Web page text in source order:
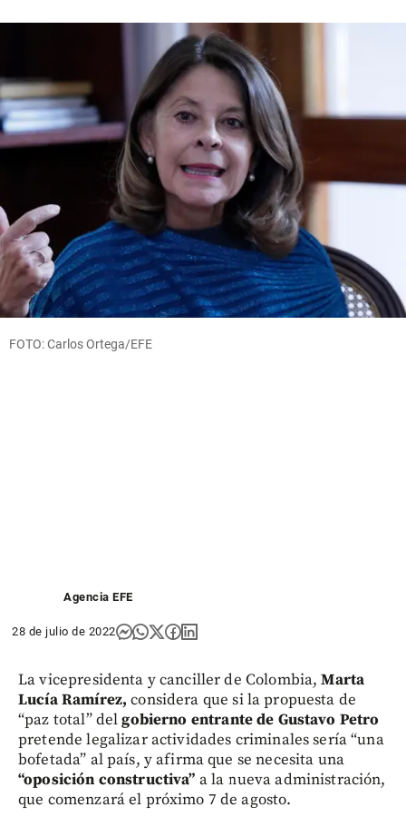
FOTO: Carlos Ortega/EFE
Agencia EFE
28 de julio de 2022
La vicepresidenta y canciller de Colombia,Marta
Lucía Ramírez,considera que si la propuesta de
“paz total” delgobierno entrante de Gustavo Petro
pretende legalizar actividades criminales sería “una
bofetada” al país, y afirma que se necesita una
“oposición constructiva” a la nueva administración,
que comenzará el próximo 7 de agosto.